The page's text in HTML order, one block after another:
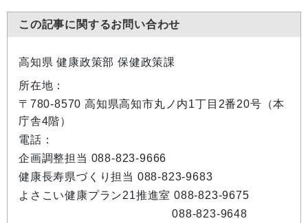
この記事に関するお問い合わせ
高知県 健康政策部 保健政策課
所在地：
〒780-8570 高知県高知市丸ノ内1丁目2番20号（本
庁舎4階）
電話：
企画調整担当 088-823-9666
健康長寿県づくり担当 088-823-9683
よさこい健康プラン21推進室 088-823-9675
088-823-9648